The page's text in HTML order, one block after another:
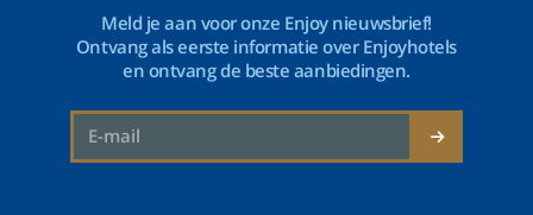
Meld je aan voor onze Enjoy nieuwsbrief!
Ontvang als eerste informatie over Enjoyhotels
en ontvang de beste aanbiedingen.